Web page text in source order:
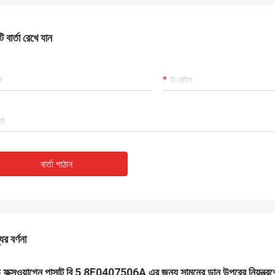
বার্তা রেখে যান
বার্তা পাঠান
বর্ণনা
পাসাট বি 5 8E0407506A এর জন্য সামনের ডান উপরের